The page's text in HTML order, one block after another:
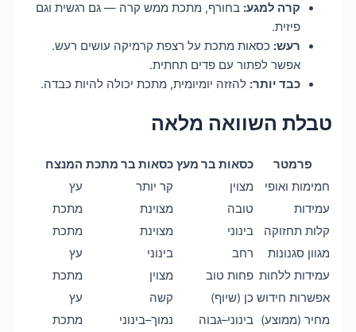
קרה למגע: בחורף, מתכת ממש קרה — גם רגשית וגם
פיזית.
רעש: כסאות מתכת על רצפת קרמיקה עושים רעש.
אפשר לפתור עם פדים תחתית.
כבד יותר: להזזה יומיומית, מתכת יכולה להיות כבדה.
טבלת השוואה מלאה
פרמטר כסאות בר מעץ כסאות בר מתכת המנצח
חמימות ואופי
מצוין קר יותר
עץ
עמידות
טובה מצוינת
מתכת
קלות תחזוקה
בינוני מצוינת
מתכת
מגוון סגנונות
רחב בינוני
עץ
עמידות ללחות פחות טוב מצוין
מתכת
אפשרות חידוש כן (שיוף) קשה
עץ
מחיר (ממוצע)
בינוני–גבוה נמוך–בינוני
מתכת